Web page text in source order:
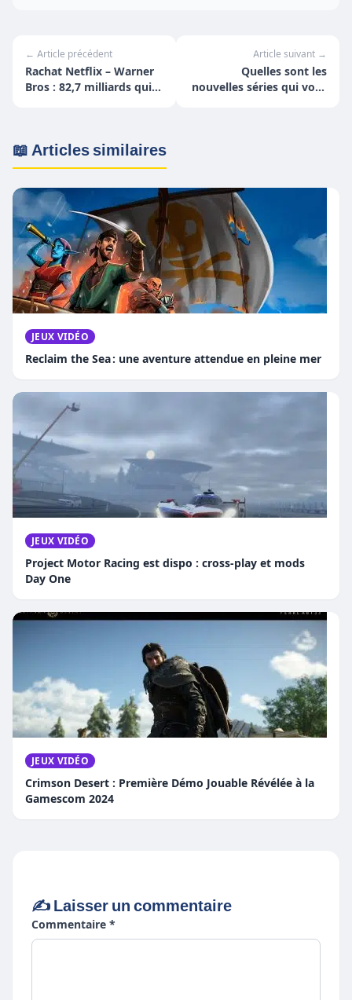
← Article précédent
Rachat Netflix – Warner
Bros : 82,7 milliards qui
Article suivant →
Quelles sont les
nouvelles séries qui vont
📖 Articles similaires
JEUX VIDÉO
Reclaim the Sea : une aventure attendue en pleine mer
JEUX VIDÉO
Project Motor Racing est dispo : cross-play et mods
Day One
JEUX VIDÉO
Crimson Desert : Première Démo Jouable Révélée à la
Gamescom 2024
✍️ Laisser un commentaire
Commentaire *